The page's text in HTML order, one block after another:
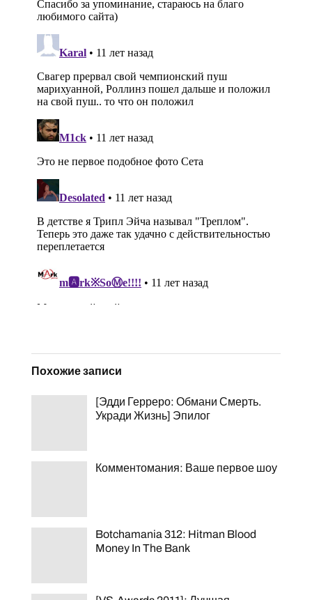
Похожие записи
[Эдди Герреро: Обмани Смерть.
Укради Жизнь] Эпилог
Комментомания: Ваше первое шоу
Botchamania 312: Hitman Blood
Money In The Bank